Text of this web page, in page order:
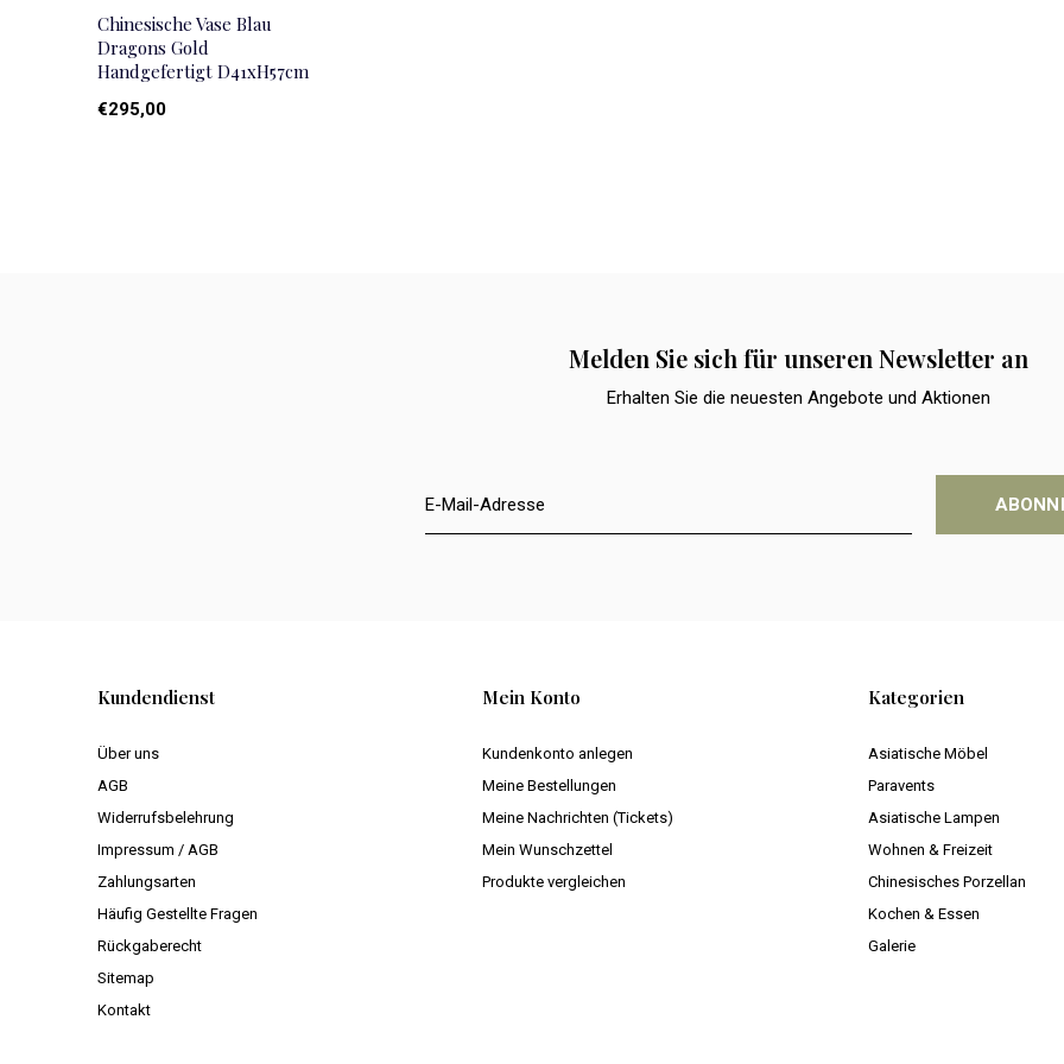
Chinesische Vase Blau
Dragons Gold
Handgefertigt D41xH57cm
€295,00
Melden Sie sich für unseren Newsletter an
Erhalten Sie die neuesten Angebote und Aktionen
Kundendienst
Über uns
AGB
Widerrufsbelehrung
Impressum / AGB
Zahlungsarten
Häufig Gestellte Fragen
Rückgaberecht
Sitemap
Kontakt
Mein Konto
Kundenkonto anlegen
Meine Bestellungen
Meine Nachrichten (Tickets)
Mein Wunschzettel
Produkte vergleichen
Kategorien
Asiatische Möbel
Paravents
Asiatische Lampen
Wohnen & Freizeit
Chinesisches Porzellan
Kochen & Essen
Galerie